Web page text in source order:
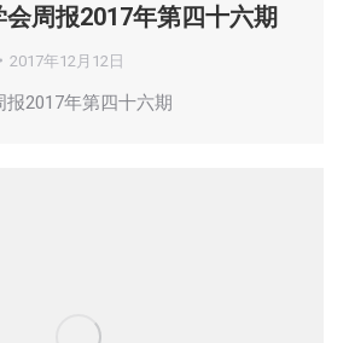
周报2017年第四十六期
2017年12月12日
2017年第四十六期